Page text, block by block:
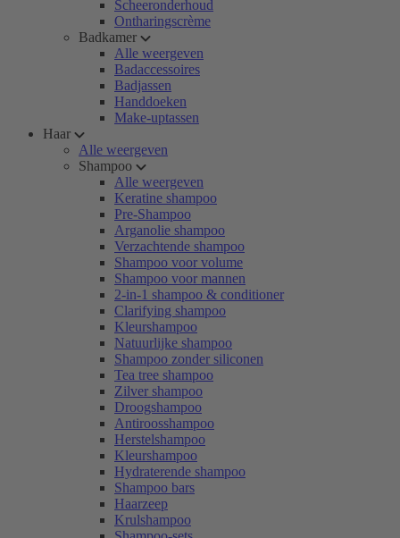
Scheeronderhoud
Ontharingscrème
Badkamer
Alle weergeven
Badaccessoires
Badjassen
Handdoeken
Make-uptassen
Haar
Alle weergeven
Shampoo
Alle weergeven
Keratine shampoo
Pre-Shampoo
Arganolie shampoo
Verzachtende shampoo
Shampoo voor volume
Shampoo voor mannen
2-in-1 shampoo & conditioner
Clarifying shampoo
Kleurshampoo
Natuurlijke shampoo
Shampoo zonder siliconen
Tea tree shampoo
Zilver shampoo
Droogshampoo
Antiroosshampoo
Herstelshampoo
Kleurshampoo
Hydraterende shampoo
Shampoo bars
Haarzeep
Krulshampoo